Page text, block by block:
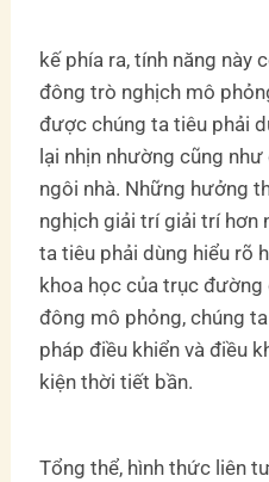
kế phía ra, tính năng này
đông trò nghịch mô
được chúng ta tiêu phải
lại nhịn nhường cũng
ngôi nhà. Những hưởng
nghịch giải trí giải trí hơn
ta tiêu phải dùng hiểu rõ
khoa học của trục đường
đông mô phỏng, chúng
pháp điều khiển và điều
kiện thời tiết bần.
Tổng thể, hình thức liên